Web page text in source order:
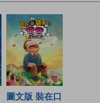
圖文版 裝在口